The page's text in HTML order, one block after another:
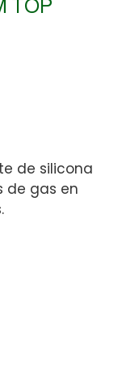
TOP
de silicona
de gas en